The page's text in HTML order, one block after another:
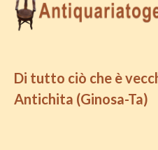
Di tutto ciò che è
Antichita (Ginosa-Ta)